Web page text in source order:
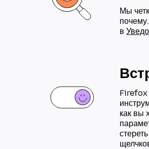
Мы
в
Firefox
как вы